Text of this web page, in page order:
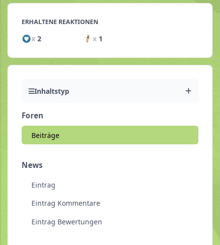
ERHALTENE REAKTIONEN
x 2 x1
Inhaltstyp
Foren
Beiträge
News
Eintrag
Eintrag Kommentare
Eintrag Bewertungen